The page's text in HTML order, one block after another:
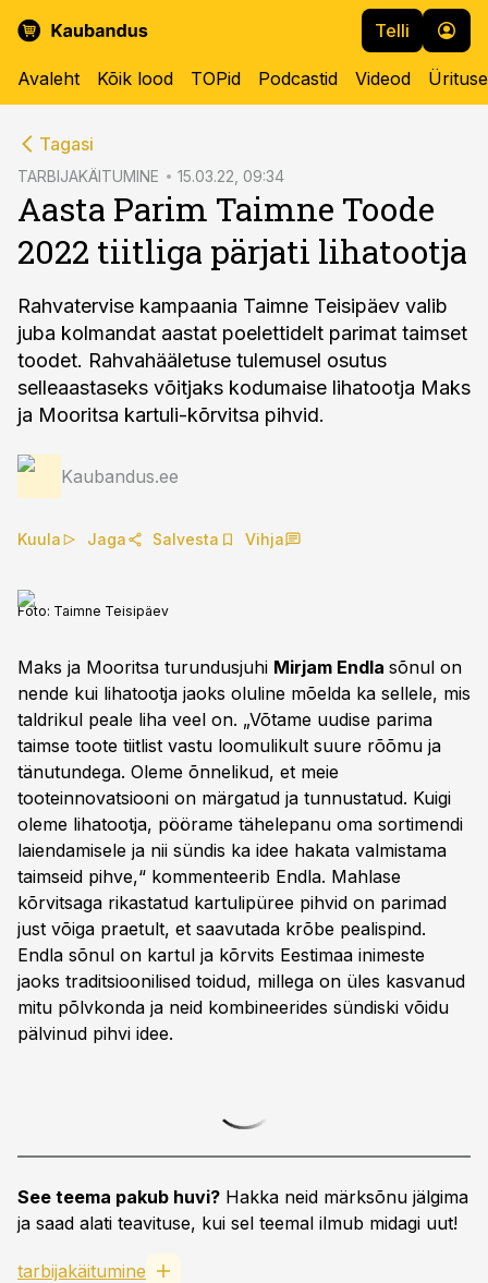
Telli
Avaleht Kõik lood TOPid Podcastid Videod
Tagasi
TARBIJAKÄITUMINE 15.03.22, 09:34
Aasta Parim Taimne Toode
2022 tiitliga pärjati lihatootja
Rahvatervise kampaania Taimne Teisipäev valib
juba kolmandat aastat poelettidelt parimat taimset
toodet. Rahvahääletuse tulemusel osutus
selleaastaseks võitjaks kodumaise lihatootja Maks
ja Mooritsa kartuli-kõrvitsa pihvid.
Kaubandus.ee
Kuula Jaga Salvesta Vihja
Foto: Taimne Teisipäev
Maks ja Mooritsa turundusjuhi Mirjam Endla sõnul on
nende kui lihatootja jaoks oluline mõelda ka sellele, mis
taldrikul peale liha veel on. „Võtame uudise parima
taimse toote tiitlist vastu loomulikult suure rõõmu ja
tänutundega. Oleme õnnelikud, et meie
tooteinnovatsiooni on märgatud ja tunnustatud. Kuigi
oleme lihatootja, pöörame tähelepanu oma sortimendi
laiendamisele ja nii sündis ka idee hakata valmistama
taimseid pihve,“ kommenteerib Endla. Mahlase
kõrvitsaga rikastatud kartulipüree pihvid on parimad
just võiga praetult, et saavutada krõbe pealispind.
Endla sõnul on kartul ja kõrvits Eestimaa inimeste
jaoks traditsioonilised toidud, millega on üles kasvanud
mitu põlvkonda ja neid kombineerides sündiski võidu
pälvinud pihvi idee.
See teema pakub huvi? Hakka neid märksõnu jälgima
ja saad alati teavituse, kui sel teemal ilmub midagi uut!
tarbijakäitumine